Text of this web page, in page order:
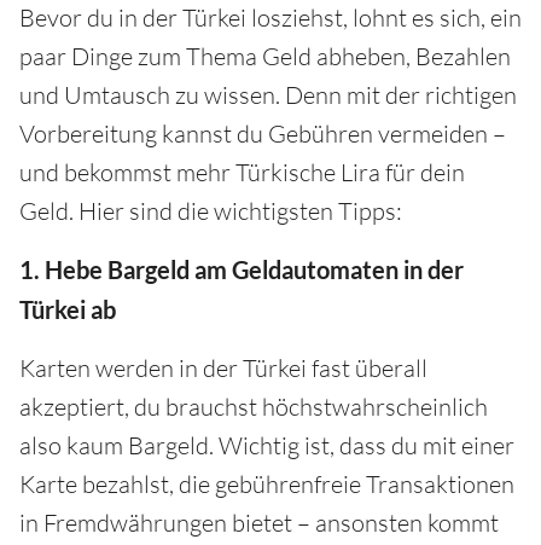
Bevor du in der Türkei losziehst, lohnt es sich, ein
paar Dinge zum Thema Geld abheben, Bezahlen
und Umtausch zu wissen. Denn mit der richtigen
Vorbereitung kannst du Gebühren vermeiden –
und bekommst mehr Türkische Lira für dein
Geld. Hier sind die wichtigsten Tipps:
1. Hebe Bargeld am Geldautomaten in der
Türkei ab
Karten werden in der Türkei fast überall
akzeptiert, du brauchst höchstwahrscheinlich
also kaum Bargeld. Wichtig ist, dass du mit einer
Karte bezahlst, die gebührenfreie Transaktionen
in Fremdwährungen bietet – ansonsten kommt